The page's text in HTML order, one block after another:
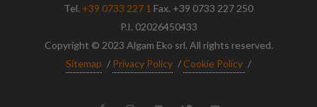
Tel. +39 0733 227 1 Fax. +39 0733 227 250
P.I. 02026450433
Copyright © 2023 Algam Eko srl. All rights reserved.
Sitemap / Privacy Policy / Cookie Policy /